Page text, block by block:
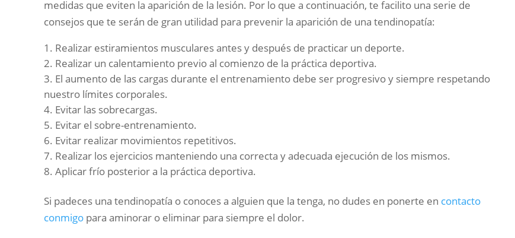
medidas que eviten la aparición de la lesión. Por lo que a continuación, te facilito una serie de
consejos que te serán de gran utilidad para prevenir la aparición de una tendinopatía:
Realizar estiramientos musculares antes y después de practicar un deporte.
Realizar un calentamiento previo al comienzo de la práctica deportiva.
El aumento de las cargas durante el entrenamiento debe ser progresivo y siempre respetando
nuestro límites corporales.
Evitar las sobrecargas.
Evitar el sobre-entrenamiento.
Evitar realizar movimientos repetitivos.
Realizar los ejercicios manteniendo una correcta y adecuada ejecución de los mismos.
Aplicar frío posterior a la práctica deportiva.
Si padeces una tendinopatía o conoces a alguien que la tenga, no dudes en ponerte en contacto
conmigopara aminorar o eliminar para siempre el dolor.